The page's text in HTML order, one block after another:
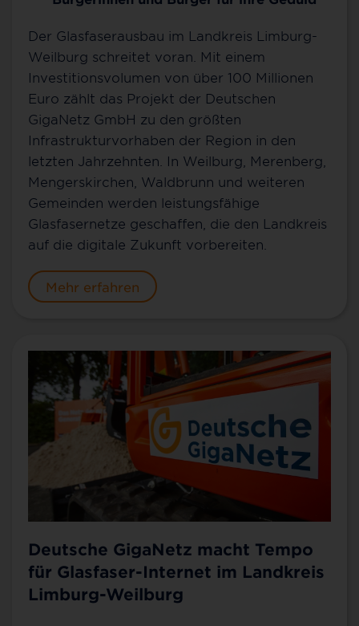
Der Glasfaserausbau im Landkreis Limburg-
Weilburg schreitet voran. Mit einem
Investitionsvolumen von über 100 Millionen
Euro zählt das Projekt der Deutschen
GigaNetz GmbH zu den größten
Infrastrukturvorhaben der Region in den
letzten Jahrzehnten. In Weilburg, Merenberg,
Mengerskirchen, Waldbrunn und weiteren
Gemeinden werden leistungsfähige
Glasfasernetze geschaffen, die den Landkreis
auf die digitale Zukunft vorbereiten.
Mehr erfahren
Deutsche GigaNetz macht Tempo
für Glasfaser-Internet im Landkreis
Limburg-Weilburg